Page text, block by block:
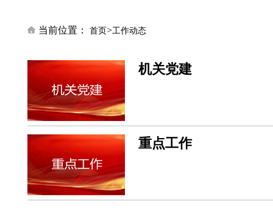
当前位置： 首页>工作动态
机关党建
重点工作